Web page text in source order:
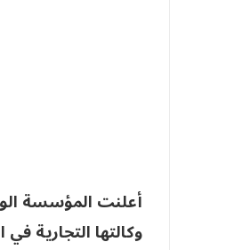
أعلنت المؤسسة
وكالتها التجارية في